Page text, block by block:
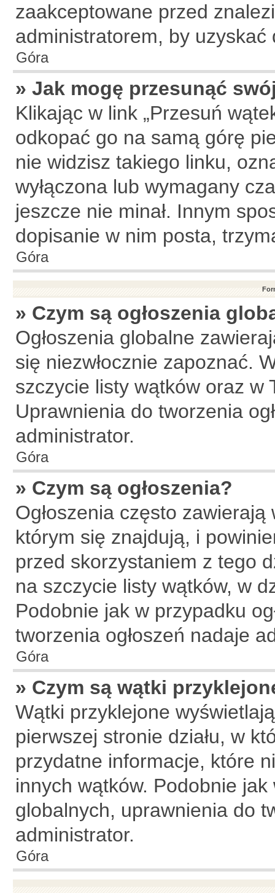
zaakceptowane przed
administratorem, by uzyskać
Góra
» Jak mogę przesunąć
Klikając w link „Przesuń
odkopać go na samą górę
nie widzisz takiego linku,
wyłączona lub wymagany
jeszcze nie minał. Innym
dopisanie w nim posta,
Góra
» Czym są ogłoszenia
Ogłoszenia globalne
się niezwłocznie zapoznać.
szczycie listy wątków oraz w
Uprawnienia do tworzenia
administrator.
Góra
» Czym są ogłoszenia?
Ogłoszenia często
którym się znajdują, i
przed skorzystaniem z tego
na szczycie listy wątków, w
Podobnie jak w przypadku
tworzenia ogłoszeń nadaje
Góra
» Czym są wątki
Wątki przyklejone
pierwszej stronie działu, w
przydatne informacje, które
innych wątków. Podobnie jak
globalnych, uprawnienia do
administrator.
Góra